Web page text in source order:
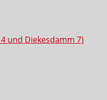
und Diekesdamm 7)